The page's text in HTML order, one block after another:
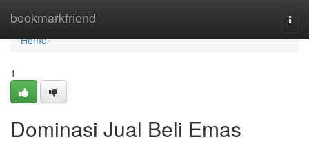
bookmarkfriend
Home
Home
1
Dominasi Jual Beli Emas